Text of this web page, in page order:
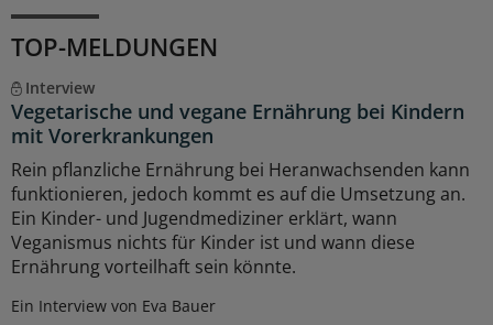
TOP-MELDUNGEN
Interview
Vegetarische und vegane Ernährung bei Kindern
mit Vorerkrankungen
Rein pflanzliche Ernährung bei Heranwachsenden kann
funktionieren, jedoch kommt es auf die Umsetzung an.
Ein Kinder- und Jugendmediziner erklärt, wann
Veganismus nichts für Kinder ist und wann diese
Ernährung vorteilhaft sein könnte.
Ein Interview von Eva Bauer